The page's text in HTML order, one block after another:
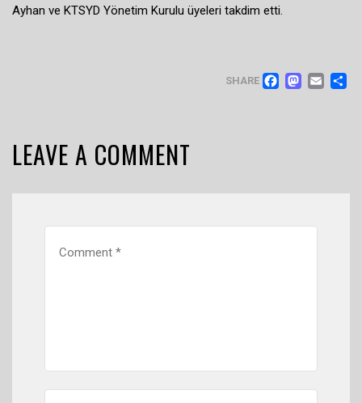
Ayhan ve KTSYD Yönetim Kurulu üyeleri takdim etti.
SHARE
LEAVE A COMMENT